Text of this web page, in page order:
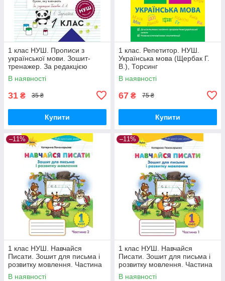
1 клас НУШ. Прописи з
української мови. Зошит-
тренажер. За редакцією
Гайової Л. А. (Мещерякова
К.), Весна
В наявності
31 ₴ 35 ₴
Купити
1 клас. Репетитор. НУШ.
Українська мова (Щербак Г.
В.), Торсинг
В наявності
67 ₴ 75 ₴
Купити
–11%
1 клас НУШ. Навчайся
Писати. Зошит для письма і
розвитку мовлення. Частина
2. (Пономарьова К.І.), Оріон
В наявності
–11%
1 клас НУШ. Навчайся
Писати. Зошит для письма і
розвитку мовлення. Частина
1. (Пономарьова К.І.), Оріон
В наявності